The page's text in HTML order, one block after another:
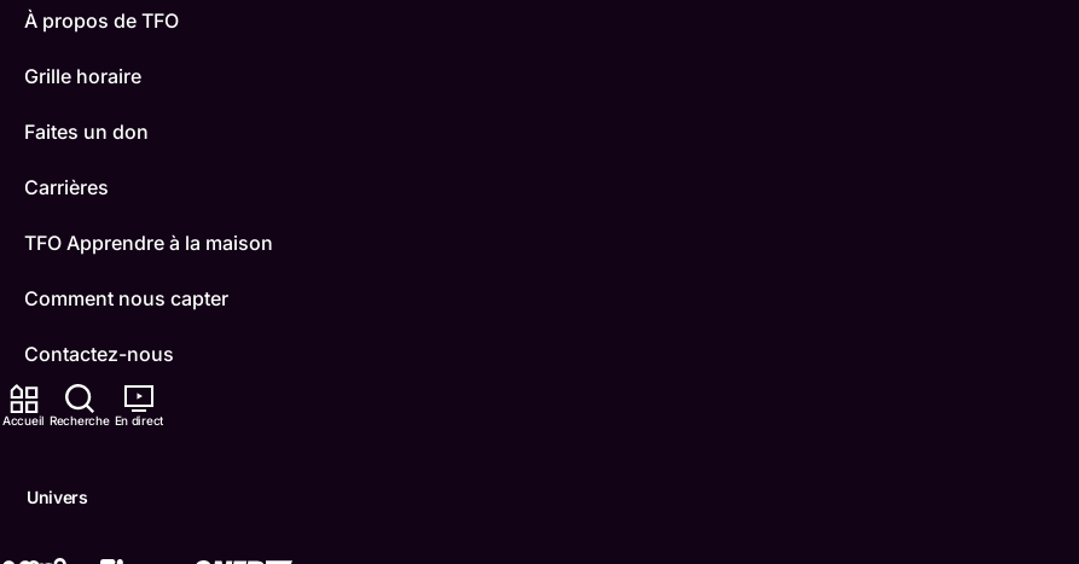
Accueil Recherche En direct
Univers
À propos de TFO
Grille horaire
Faites un don
Carrières
TFO Apprendre à la maison
Comment nous capter
Contactez-nous
ONFR